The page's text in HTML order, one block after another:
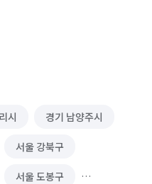
시 경기 남양주시
서울 강북구
서울 도봉구